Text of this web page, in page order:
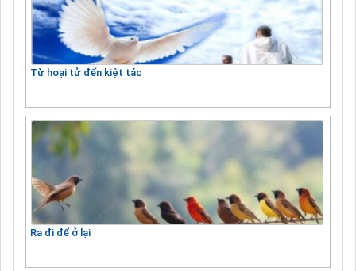
Từ hoại tử đến kiệt tác
Ra đi để ở lại